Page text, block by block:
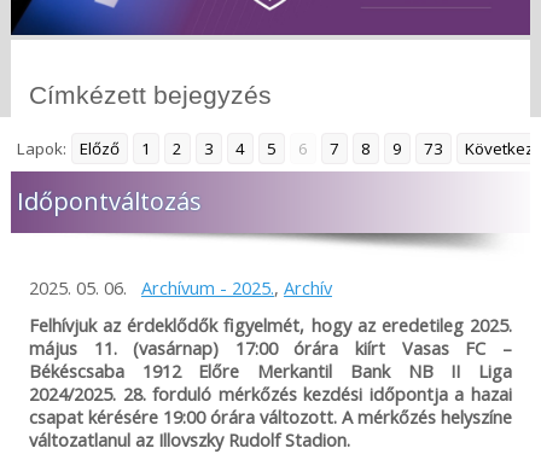
Címkézett bejegyzés
Lapok: Előző 1 2 3 4 5 6 7 8 9 73
Időpontváltozás
2025. 05. 06. Archívum - 2025., Archív
Felhívjuk az érdeklődők figyelmét, hogy az eredetileg 2025.
május 11. (vasárnap) 17:00 órára kiírt Vasas FC –
Békéscsaba 1912 Előre Merkantil Bank NB II Liga
2024/2025. 28. forduló mérkőzés kezdési időpontja a hazai
csapat kérésére 19:00 órára változott. A mérkőzés helyszíne
változatlanul az Illovszky Rudolf Stadion.